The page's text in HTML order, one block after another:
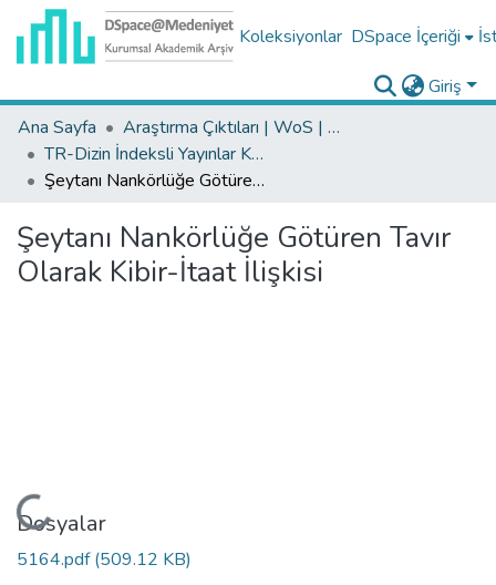
Koleksiyonlar DSpace İçeriği
Giriş
Ana Sayfa
Araştırma Çıktıları | WoS | Scopus | TR-Dizin | PubMed
TR-Dizin İndeksli Yayınlar Koleksiyonu
Şeytanı Nankörlüğe Götüren Tavır Olarak Kibir-İtaat İlişkisi
Şeytanı Nankörlüğe Götüren Tavır
Olarak Kibir-İtaat İlişkisi
Yükleniyor...
Dosyalar
5164.pdf(509.12 KB)